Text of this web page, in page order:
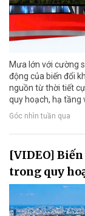
Mưa lớn với cường
động của biến đổi
nguồn từ thời tiết
quy hoạch, hạ tầng
Góc nhìn tuần qua
[VIDEO]
trong quy